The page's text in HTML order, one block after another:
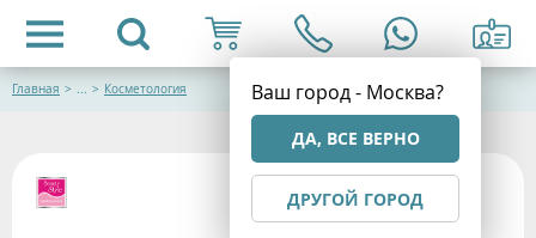
Ваш город - Москва?
ДА, ВСЕ ВЕРНО
ДРУГОЙ ГОРОД
Главная > ... > Косметология